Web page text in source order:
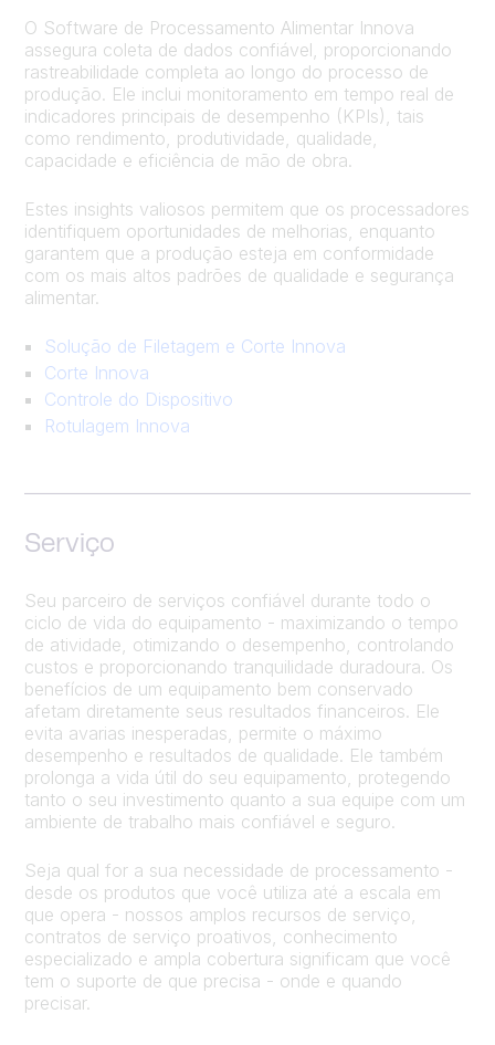
O Software de Processamento Alimentar Innova
assegura coleta de dados confiável, proporcionando
rastreabilidade completa ao longo do processo de
produção. Ele inclui monitoramento em tempo real de
indicadores principais de desempenho (KPIs), tais
como rendimento, produtividade, qualidade,
capacidade e eficiência de mão de obra.
Estes insights valiosos permitem que os processadores
identifiquem oportunidades de melhorias, enquanto
garantem que a produção esteja em conformidade
com os mais altos padrões de qualidade e segurança
alimentar.
Solução de Filetagem e Corte Innova
Corte Innova
Controle do Dispositivo
Rotulagem Innova
Serviço
Seu parceiro de serviços confiável durante todo o
ciclo de vida do equipamento - maximizando o tempo
de atividade, otimizando o desempenho, controlando
custos e proporcionando tranquilidade duradoura. Os
benefícios de um equipamento bem conservado
afetam diretamente seus resultados financeiros. Ele
evita avarias inesperadas, permite o máximo
desempenho e resultados de qualidade. Ele também
prolonga a vida útil do seu equipamento, protegendo
tanto o seu investimento quanto a sua equipe com um
ambiente de trabalho mais confiável e seguro.
Seja qual for a sua necessidade de processamento -
desde os produtos que você utiliza até a escala em
que opera - nossos amplos recursos de serviço,
contratos de serviço proativos, conhecimento
especializado e ampla cobertura significam que você
tem o suporte de que precisa - onde e quando
precisar.